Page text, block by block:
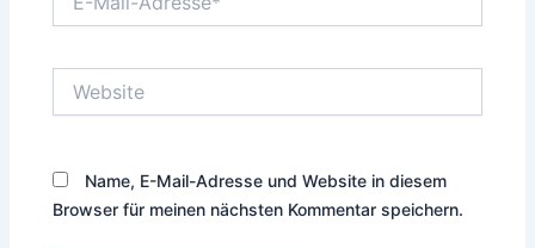
Mail-
Name, E-Mail-Adresse und Website in diesem
Browser für meinen nächsten Kommentar speichern.